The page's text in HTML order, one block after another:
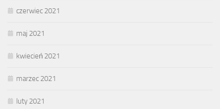
czerwiec 2021
maj 2021
kwiecień 2021
marzec 2021
luty 2021